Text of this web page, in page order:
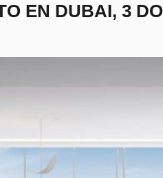
EN DUBAI, 3